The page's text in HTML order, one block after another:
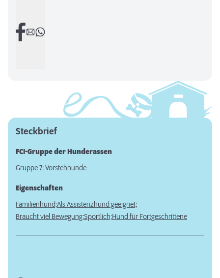
Steckbrief
FCI-Gruppe der Hunderassen
Gruppe 7: Vorstehhunde
Eigenschaften
Familienhund;Als Assistenzhund geeignet;
Braucht viel Bewegung;Sportlich;Hund für Fortgeschrittene